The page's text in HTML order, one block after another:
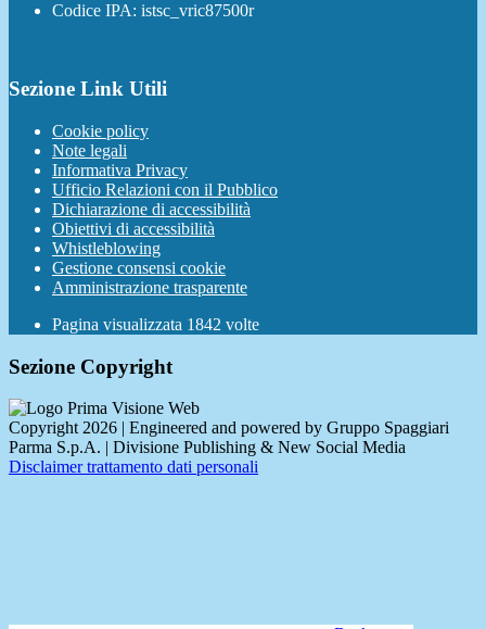
Codice IPA: istsc_vric87500r
Sezione Link Utili
Cookie policy
Note legali
Informativa Privacy
Ufficio Relazioni con il Pubblico
Dichiarazione di accessibilità
Obiettivi di accessibilità
Whistleblowing
Gestione consensi cookie
Amministrazione trasparente
Pagina visualizzata 1842 volte
Sezione Copyright
Copyright 2026 | Engineered and powered by Gruppo Spaggiari
Parma S.p.A. | Divisione Publishing & New Social Media
Disclaimer trattamento dati personali